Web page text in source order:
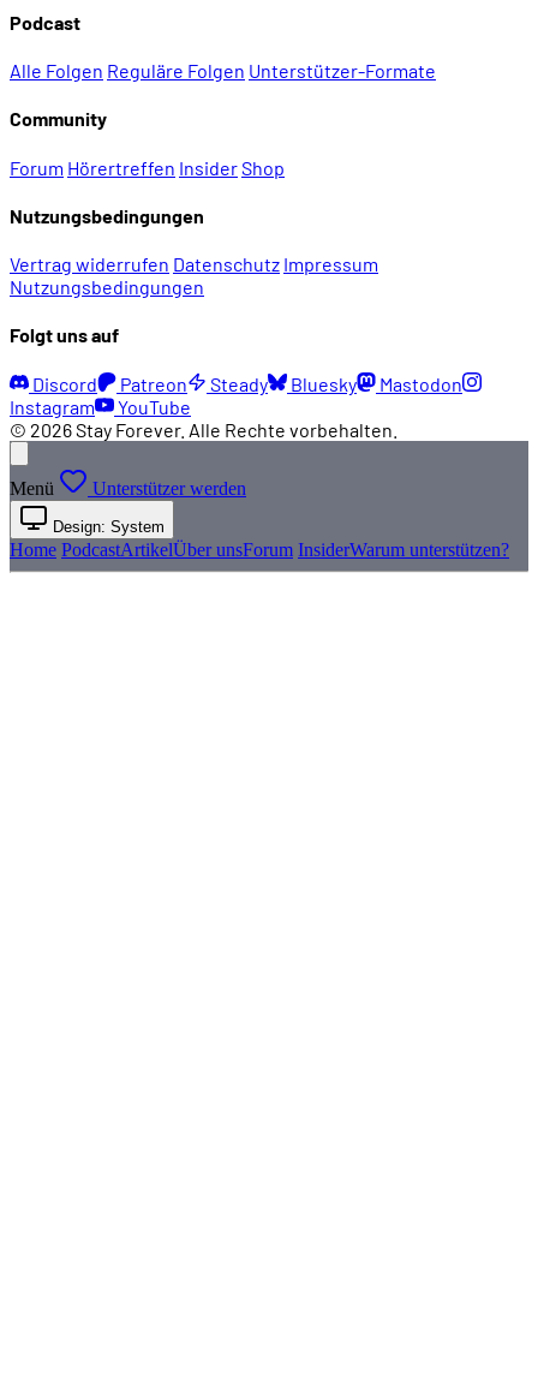
Podcast
Alle Folgen Reguläre Folgen Unterstützer-Formate
Community
Forum Hörertreffen InsiderShop
Nutzungsbedingungen
Vertrag widerrufen Datenschutz Impressum
Nutzungsbedingungen
Folgt uns auf
Discord Patreon Steady Bluesky
Mastodon
Instagram
YouTube
© 2026 Stay Forever. Alle Rechte vorbehalten.
Menü Unterstützer werden
Design: System
Home PodcastArtikelÜber unsForum InsiderWarum unterstützen?